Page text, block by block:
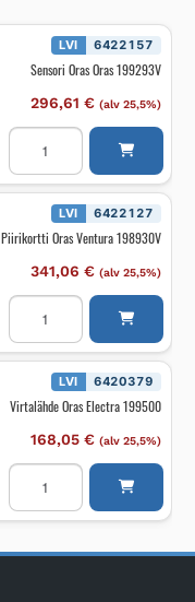
LVI 6422157
Sensori Oras Oras 199293V
296,61 € (alv 25,5%)
Sensori
199293V
määrä
LVI 6422127
Piirikortti Oras Ventura 198930V
341,06 € (alv 25,5%)
Piirikortti
198930V
määrä
LVI 6420379
Virtalähde Oras Electra 199500
168,05 € (alv 25,5%)
Virtalähde
199500